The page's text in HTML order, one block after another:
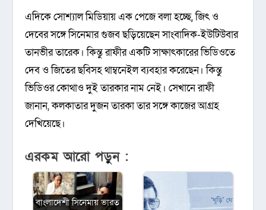
এদিকে সোশ্যাল মিডিয়ায় এক পেজে বলা হচ্ছে, জিৎ ও
দেবের সঙ্গে সিনেমার গুজব ছড়িয়েছেন সাংবাদিক-ইউটিউবার
তানভীর তারেক। কিন্তু রাফীর একটি সাক্ষাৎকারের ভিডিওতে
দেব ও জিতের ছবিসহ থাম্বনেইল ব্যবহার করেছেন। কিন্তু
ভিডিওর কোথাও দুই তারকার নাম নেই। সেখানে রাফী
জানান, কলকাতার দুজন তারকা তার সঙ্গে কাজের আগ্রহ
দেখিয়েছে।
এরকম আরো পড়ুন :
বাংলাদেশী সিনেমায় ভারত